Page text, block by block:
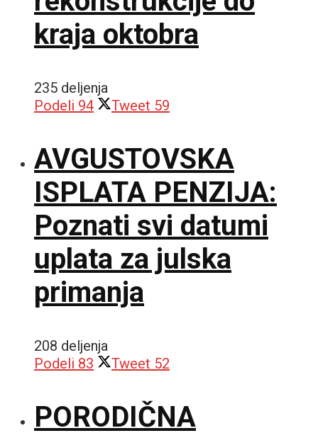
kraja oktobra
235 deljenja
Podeli 94 Tweet 59
AVGUSTOVSKA
ISPLATA PENZIJA:
Poznati svi datumi
uplata za julska
primanja
208 deljenja
Podeli 83 Tweet 52
PORODIČNA